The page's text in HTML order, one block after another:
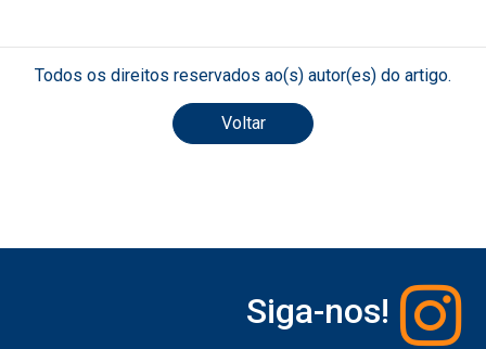
Todos os direitos reservados ao(s) autor(es) do artigo.
Voltar
Siga-nos!